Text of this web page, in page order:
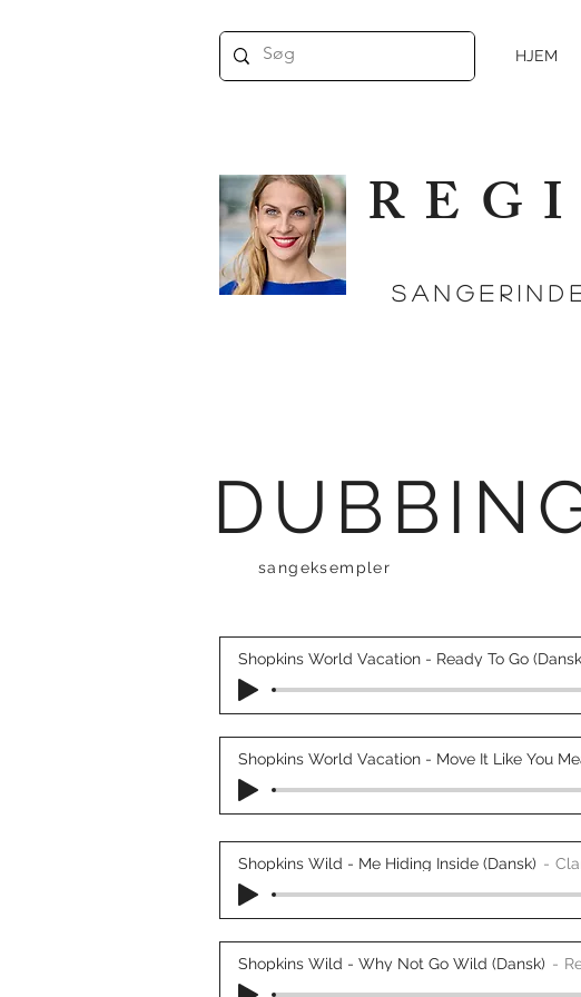
HJEM
sangeksempler
Shopkins World Vacation - Ready To Go
Shopkins World Vacation - Move It Like You
Shopkins Wild - Me Hiding Inside (Dansk)
Shopkins Wild - Why Not Go Wild (Dansk)